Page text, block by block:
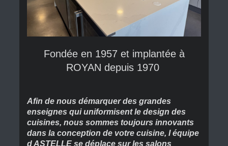
Fondée en 1957 et implantée à
ROYAN depuis 1970
Afin de nous démarquer des grandes
enseignes qui uniformisent le design des
cuisines, nous sommes toujours innovants
dans la conception de votre cuisine, l équipe
d ASTELLE se déplace sur les salons